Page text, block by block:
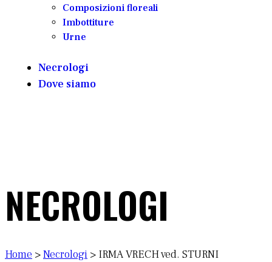
Composizioni floreali
Imbottiture
Urne
Necrologi
Dove siamo
NECROLOGI
Home >Necrologi > IRMA VRECH ved. STURNI